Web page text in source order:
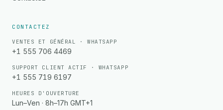
CONTACTEZ
VENTES ET GÉNÉRAL · WHATSAPP
+1 555 706 4469
SUPPORT CLIENT ACTIF · WHATSAPP
+1 555 719 6197
HEURES D'OUVERTURE
Lun–Ven · 8h–17h GMT+1